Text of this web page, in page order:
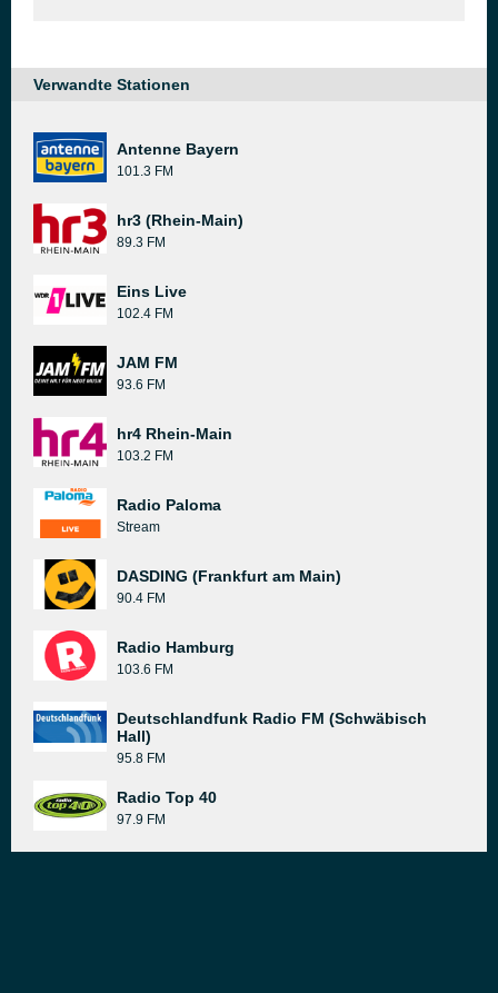
Verwandte Stationen
Antenne Bayern
101.3 FM
hr3 (Rhein-Main)
89.3 FM
Eins Live
102.4 FM
JAM FM
93.6 FM
hr4 Rhein-Main
103.2 FM
Radio Paloma
Stream
DASDING (Frankfurt am Main)
90.4 FM
Radio Hamburg
103.6 FM
Deutschlandfunk Radio FM (Schwäbisch
Hall)
95.8 FM
Radio Top 40
97.9 FM